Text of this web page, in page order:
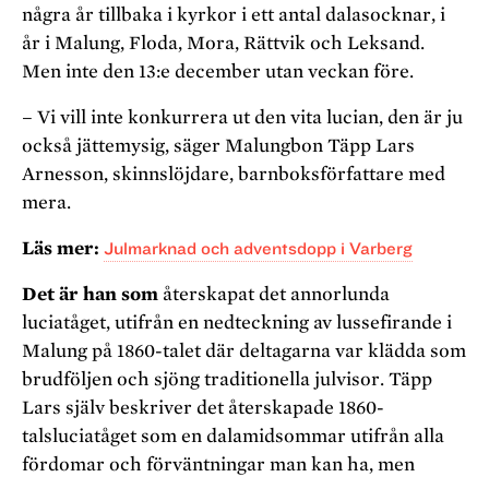
några år tillbaka i kyrkor i ett antal dalasocknar, i
år i Malung, Floda, Mora, Rättvik och Leksand.
Men inte den 13:e december utan veckan före.
– Vi vill inte konkurrera ut den vita lucian, den är ju
också jättemysig, säger Malungbon Täpp Lars
Arnesson, skinnslöjdare, barnboksförfattare med
mera.
Läs mer: Julmarknad och adventsdopp i Varberg
Det är han som återskapat det annorlunda
luciatåget, utifrån en nedteckning av lussefirande i
Malung på 1860-talet där deltagarna var klädda som
brudföljen och sjöng traditionella julvisor. Täpp
Lars själv beskriver det återskapade 1860-
talsluciatåget som en dalamidsommar utifrån alla
fördomar och förväntningar man kan ha, men